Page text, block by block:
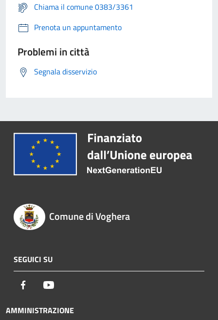
Chiama il comune 0383/3361
Prenota un appuntamento
Problemi in città
Segnala disservizio
Comune di Voghera
SEGUICI SU
Facebook
AMMINISTRAZIONE